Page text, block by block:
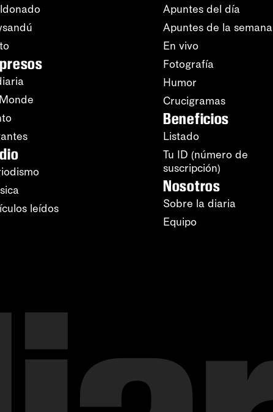
leídos
Apuntes del día
Apuntes de la semana
En vivo
Fotografía
Humor
Crucigramas
Beneficios
Listado
Tu ID (número de
suscripción)
Nosotros
Sobre la diaria
Equipo